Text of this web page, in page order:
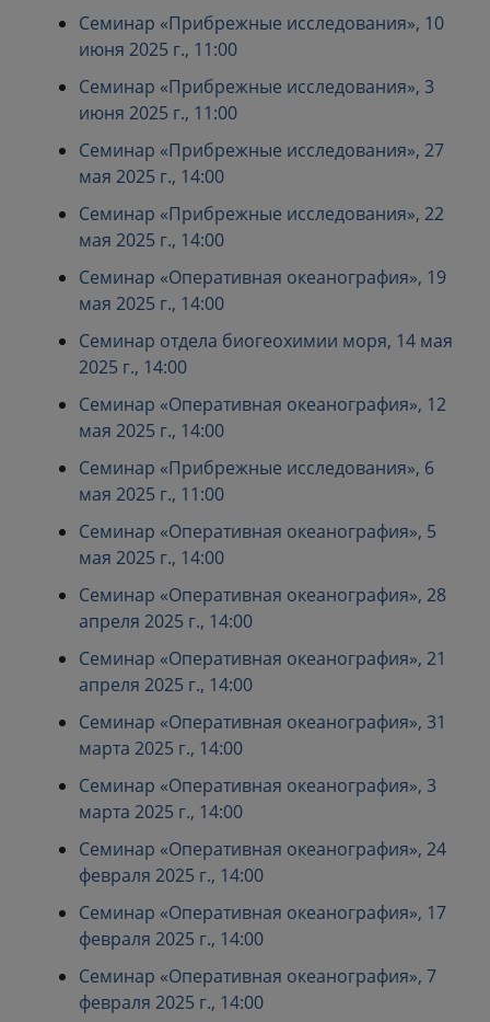
Семинар «Прибрежные исследования», 10
июня 2025 г., 11:00
Семинар «Прибрежные исследования», 3
июня 2025 г., 11:00
Семинар «Прибрежные исследования», 27
мая 2025 г., 14:00
Семинар «Прибрежные исследования», 22
мая 2025 г., 14:00
Семинар «Оперативная океанография», 19
мая 2025 г., 14:00
Семинар отдела биогеохимии моря, 14 мая
2025 г., 14:00
Семинар «Оперативная океанография», 12
мая 2025 г., 14:00
Семинар «Прибрежные исследования», 6
мая 2025 г., 11:00
Семинар «Оперативная океанография», 5
мая 2025 г., 14:00
Семинар «Оперативная океанография», 28
апреля 2025 г., 14:00
Семинар «Оперативная океанография», 21
апреля 2025 г., 14:00
Семинар «Оперативная океанография», 31
марта 2025 г., 14:00
Семинар «Оперативная океанография», 3
марта 2025 г., 14:00
Семинар «Оперативная океанография», 24
февраля 2025 г., 14:00
Семинар «Оперативная океанография», 17
февраля 2025 г., 14:00
Семинар «Оперативная океанография», 7
февраля 2025 г., 14:00